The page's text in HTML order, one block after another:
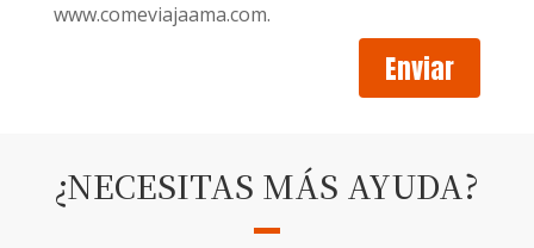
www.comeviajaama.com.
Enviar
¿NECESITAS MÁS AYUDA?